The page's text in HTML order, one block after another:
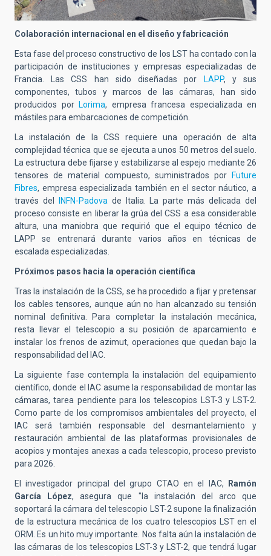
Colaboración internacional en el diseño y fabricación
Esta fase del proceso constructivo de los LST ha contado con la
participación de instituciones y empresas especializadas de
Francia. Las CSS han sido diseñadas por
LAPP, y sus
componentes, tubos y marcos de las cámaras, han sido
producidos por Lorima, empresa francesa especializada en
mástiles para embarcaciones de competición.
La instalación de la CSS requiere una operación de alta
complejidad técnica que se ejecuta a unos 50 metros del suelo.
La estructura debe fijarse y estabilizarse al espejo mediante 26
tensores de material compuesto, suministrados por
Future
Fibres, empresa especializada también en el sector náutico, a
través del
INFN-Padovade Italia. La parte más delicada del
proceso consiste en liberar la grúa del CSS a esa considerable
altura, una maniobra que requirió que el equipo técnico de
LAPP se entrenará durante varios años en técnicas de
escalada especializadas.
Próximos pasos hacia la operación científica
Tras la instalación de la CSS, se ha procedido a fijar y pretensar
los cables tensores, aunque aún no han alcanzado su tensión
nominal definitiva. Para completar la instalación mecánica,
resta llevar el telescopio a su posición de aparcamiento e
instalar los frenos de azimut, operaciones que quedan bajo la
responsabilidad del IAC.
La siguiente fase contempla la instalación del equipamiento
científico, donde el IAC asume la responsabilidad de montar las
cámaras, tarea pendiente para los telescopios LST-3 y LST-2.
Como parte de los compromisos ambientales del proyecto, el
IAC será también responsable del desmantelamiento y
restauración ambiental de las plataformas provisionales de
acopios y montajes anexas a cada telescopio, proceso previsto
para 2026.
El investigador principal del grupo CTAO en el IAC,
Ramón
García López, asegura que "la instalación del arco que
soportará la cámara del telescopio LST-2 supone la finalización
de la estructura mecánica de los cuatro telescopios LST en el
ORM. Es un hito muy importante. Nos falta aún la instalación de
las cámaras de los telescopios LST-3 y LST-2, que tendrá lugar